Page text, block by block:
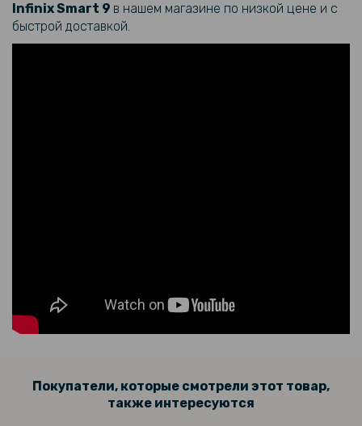
169 грн
InfinixSmart 9 в нашем магазине по низкой цене и с
быстрой доставкой.
Покупатели, которые смотрели этот товар,
также интересуются